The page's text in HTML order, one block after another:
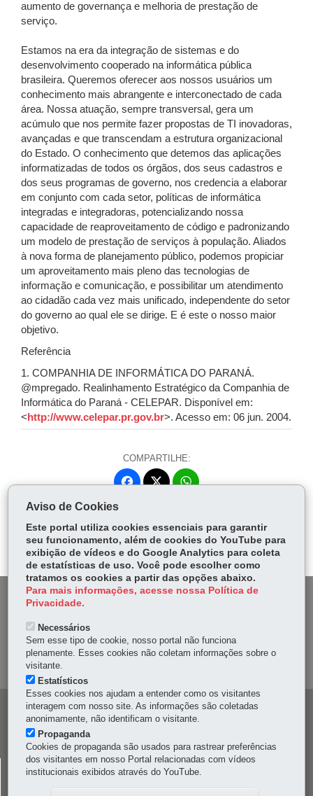
aumento de governança e melhoria de prestação de
serviço.
Estamos na era da integração de sistemas e do
desenvolvimento cooperado na informática pública
brasileira. Queremos oferecer aos nossos usuários um
conhecimento mais abrangente e interconectado de cada
área. Nossa atuação, sempre transversal, gera um
acúmulo que nos permite fazer propostas de TI inovadoras,
avançadas e que transcendam a estrutura organizacional
do Estado. O conhecimento que detemos das aplicações
informatizadas de todos os órgãos, dos seus cadastros e
dos seus programas de governo, nos credencia a elaborar
em conjunto com cada setor, políticas de informática
integradas e integradoras, potencializando nossa
capacidade de reaproveitamento de código e padronizando
um modelo de prestação de serviços à população. Aliados
à nova forma de planejamento público, podemos propiciar
um aproveitamento mais pleno das tecnologias de
informação e comunicação, e possibilitar um atendimento
ao cidadão cada vez mais unificado, independente do setor
do governo ao qual ele se dirige. E é este o nosso maior
objetivo.
Referência
1. COMPANHIA DE INFORMÁTICA DO PARANÁ.
@mpregado. Realinhamento Estratégico da Companhia de
Informática do Paraná - CELEPAR. Disponível em:
< http://www.celepar.pr.gov.br>. Acesso em: 06 jun. 2004.
COMPARTILHE:
Fa
ok
itt
er
W
Ap
p
DENUNCIE CORRUPÇÃO
OUVIDORIA
Navegação
principal
CELEPAR
Rua Mateus Leme, 1561 - Bom Retiro-80520-174-Curitiba
Aviso de Cookies
Este portal utiliza cookies essenciais para garantir
seu funcionamento, além de cookies do YouTube para
exibição de vídeos e do Google Analytics para coleta
de estatísticas de uso. Você pode escolher como
tratamos os cookies a partir das opções abaixo.
Para mais informações, acesse nossa Política de
Privacidade.
Necessários
Sem esse tipo de cookie, nosso portal não funciona
plenamente. Esses cookies não coletam informações sobre o
visitante.
Estatísticos
Esses cookies nos ajudam a entender como os visitantes
interagem com nosso site. As informações são coletadas
anonimamente, não identificam o visitante.
Propaganda
Cookies de propaganda são usados para rastrear preferências
dos visitantes em nosso Portal relacionadas com vídeos
institucionais exibidos através do YouTube.